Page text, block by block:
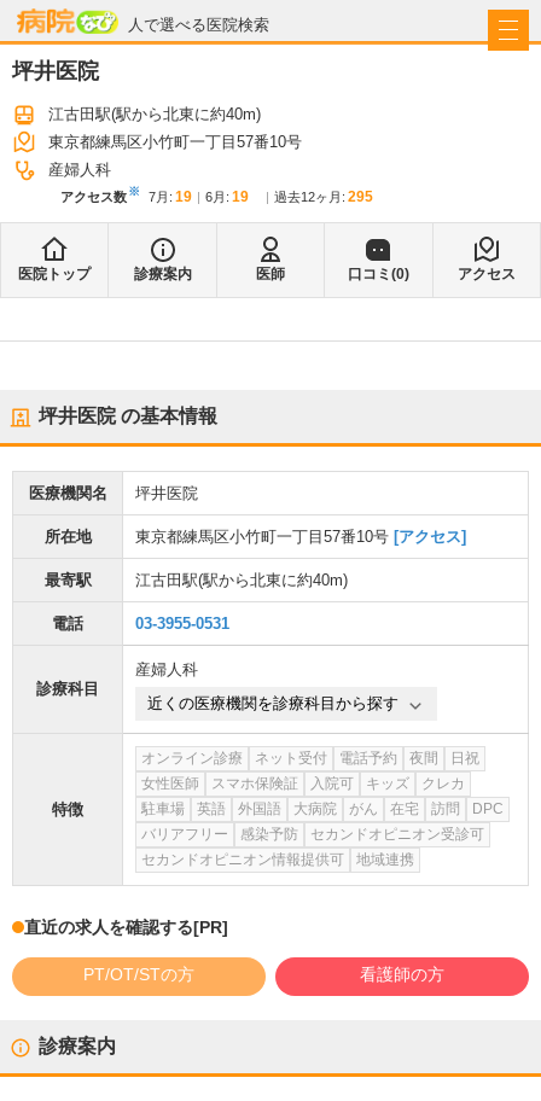
人で選べる医院検索
病院なび
坪井医院
江古田駅(駅から北東に約40m)
東京都練馬区小竹町一丁目57番10号
産婦人科
アクセス数※ 7月 : 19 6月 : 19 過去12ヶ月: 295
医院トップ 診療案内 医師 口コミ(0) アクセス
坪井医院の基本情報
医療機関名 坪井医院
所在地 東京都練馬区小竹町一丁目57番10号 [アクセス]
最寄駅 江古田駅(駅から北東に約40m)
電話 03-3955-0531
診療科目
産婦人科
近くの医療機関を診療科目から探す
特徴
オンライン診療 ネット受付 電話予約 夜間
日祝
女性医師
スマホ保険証 入院可 キッズ
クレカ
駐車場
英語 外国語 大病院 がん 在宅 訪問
DPC
バリアフリー
感染予防
セカンドオピニオン受診可
セカンドオピニオン情報提供可
地域連携
直近の求人を確認する[PR]
PT/OT/STの方 看護師の方
診療案内